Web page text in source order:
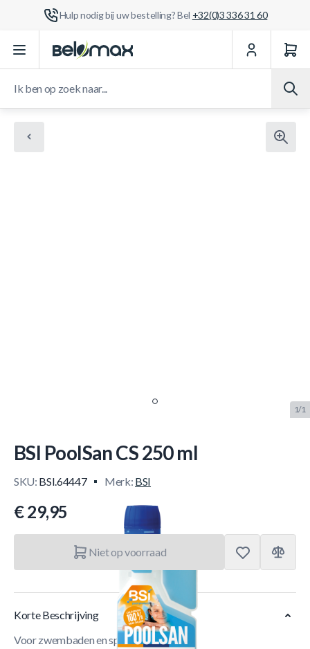
Hulp nodig bij uw bestelling? Bel +32(0)3 336 31 60
Ga naar de inhoud
1/1
BSI PoolSan CS 250 ml
SKU: BSI.64447 Merk: BSI
€ 29,95
Niet op voorraad
Korte Beschrijving
Voor zwembaden en spa’s tot 15 m³